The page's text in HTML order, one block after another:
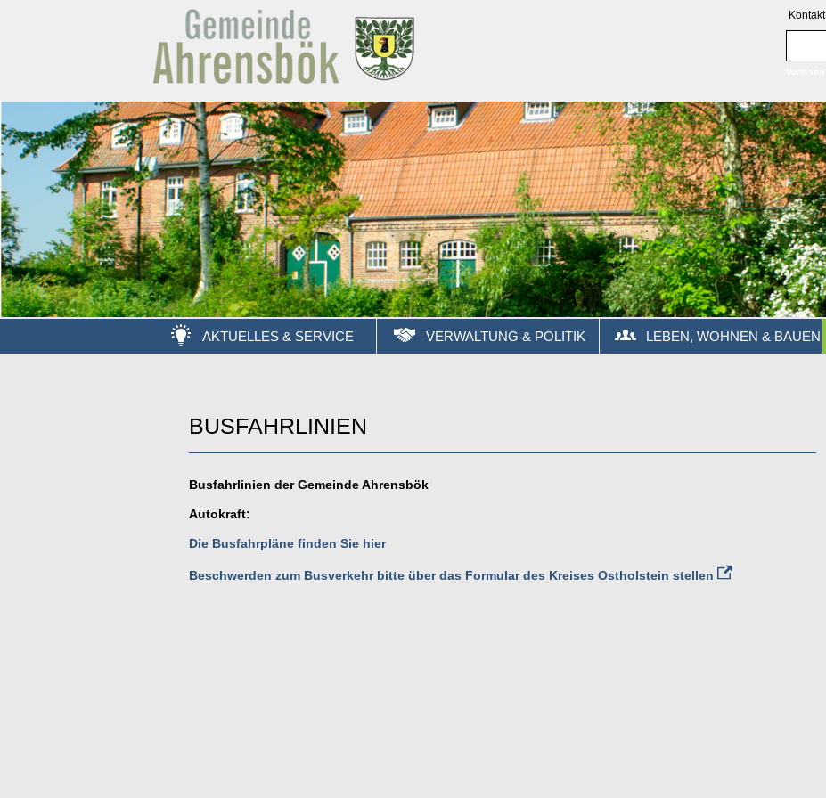
Kontakt
AKTUELLES & SERVICE VERWALTUNG & POLITIK LEBEN, WOHNEN & BAUEN
BUSFAHRLINIEN
Busfahrlinien der Gemeinde Ahrensbök
Autokraft:
Die Busfahrpläne finden Sie hier
Beschwerden zum Busverkehr bitte über das Formular des Kreises Ostholstein stellen